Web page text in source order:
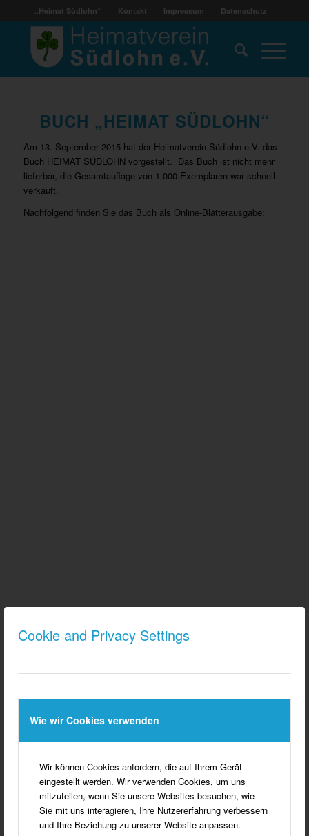
Cookie and Privacy Settings
Wie wir Cookies verwenden
Wir können Cookies anfordern, die auf Ihrem Gerät
eingestellt werden. Wir verwenden Cookies, um uns
mitzuteilen, wenn Sie unsere Websites besuchen, wie
Sie mit uns interagieren, Ihre Nutzererfahrung verbessern
und Ihre Beziehung zu unserer Website anpassen.
„Heimat Südlohn“ Kontakt Impressum Datenschutz
BUCH „HEIMAT SÜDLOHN“
Am 13. September 2015 hat der Heimatverein Südlohn e.V. das
Buch HEIMAT SÜDLOHN vorgestellt. Das Buch ist nicht mehr
lieferbar, die Gesamtauflage von 1.000 Exemplaren war schnell
verkauft.
Nachfolgend finden Sie das Buch als Online-Blätterausgabe:
BUCH "HEIMAT SÜDLOHN"